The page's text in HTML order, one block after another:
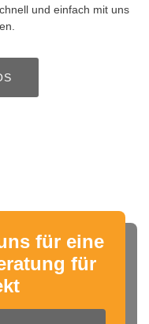
und einfach mit uns
für eine
für